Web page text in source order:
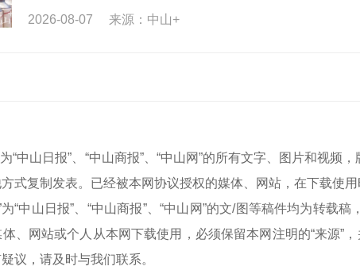
2026-08-07 来源：中山+
“中山日报”、“中山商报”、“中山网”的所有文字、图片和视
式复制发表。已经被本网协议授权的媒体、网站，在下载使用
“中山日报”、“中山商报”、“中山网”的文/图等稿件均为转载
、网站或个人从本网下载使用，必须保留本网注明的“来源”
议，请及时与我们联系。